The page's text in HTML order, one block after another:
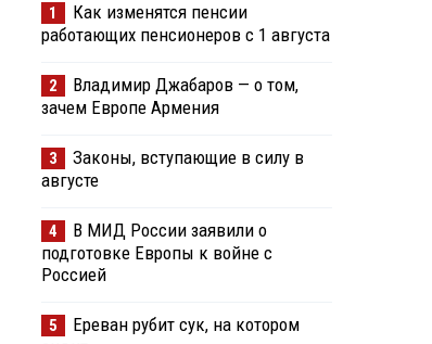
1
Как изменятся пенсии
работающих пенсионеров с 1 августа
2
Владимир Джабаров — о том,
зачем Европе Армения
3
Законы, вступающие в силу в
августе
4
В МИД России заявили о
подготовке Европы к войне с
Россией
5
Ереван рубит сук, на котором